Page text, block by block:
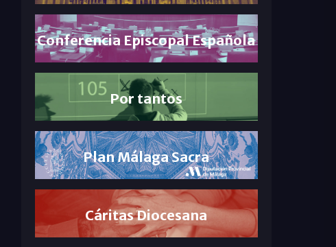
Conferencia Episcopal Española
Por tantos
Plan Málaga Sacra
Cáritas Diocesana